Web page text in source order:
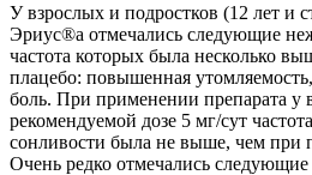
У взрослых и подростков (12 лет и
Эриус®а отмечались следующие
частота которых была несколько
плацебо: повышенная утомляемость,
боль. При применении препарата у
рекомендуемой дозе 5 мг/сут
сонливости была не выше, чем при
Очень редко отмечались